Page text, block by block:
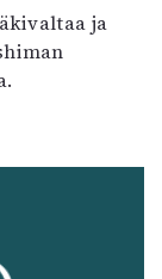
ja